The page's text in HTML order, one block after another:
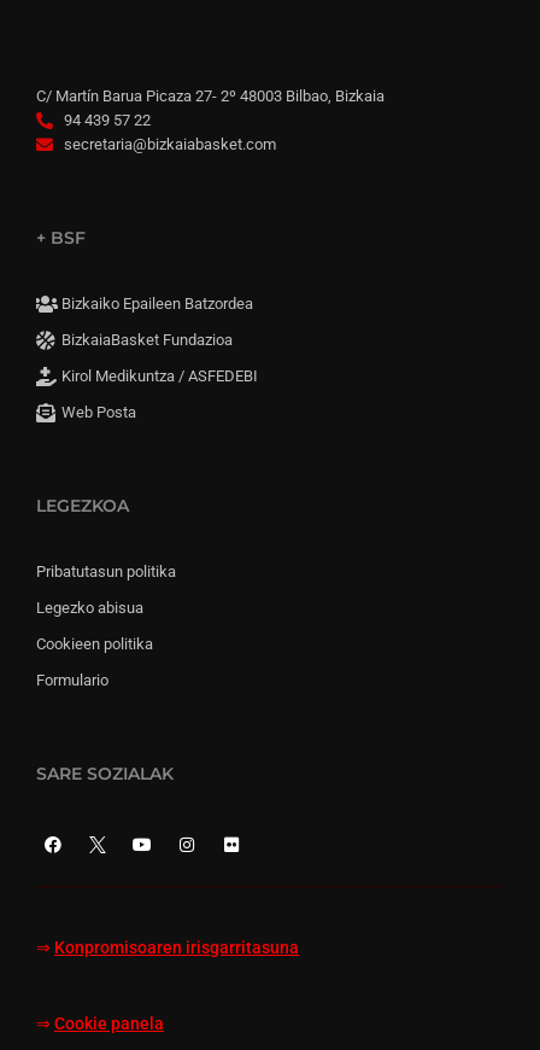
C/ Martín Barua Picaza 27- 2º 48003 Bilbao, Bizkaia
94 439 57 22
secretaria@bizkaiabasket.com
+ BSF
Bizkaiko Epaileen Batzordea
BizkaiaBasket Fundazioa
Kirol Medikuntza / ASFEDEBI
Web Posta
LEGEZKOA
Pribatutasun politika
Legezko abisua
Cookieen politika
Formulario
SARE SOZIALAK
⇒ Konpromisoaren irisgarritasuna
⇒ Cookie panela